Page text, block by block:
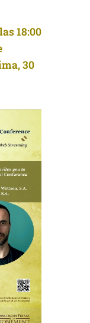
18:00
30